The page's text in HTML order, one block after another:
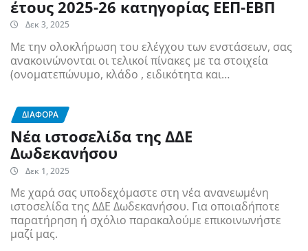
έτους 2025-26 κατηγορίας ΕΕΠ-ΕΒΠ
Δεκ 3, 2025
Με την ολοκλήρωση του ελέγχου των ενστάσεων, σας
ανακοινώνονται οι τελικοί πίνακες με τα στοιχεία
(ονοματεπώνυμο, κλάδο , ειδικότητα και…
ΔΙΆΦΟΡΑ
Νέα ιστοσελίδα της ΔΔΕ
Δωδεκανήσου
Δεκ 1, 2025
Με χαρά σας υποδεχόμαστε στη νέα ανανεωμένη
ιστοσελίδα της ΔΔΕ Δωδεκανήσου. Για οποιαδήποτε
παρατήρηση ή σχόλιο παρακαλούμε επικοινωνήστε
μαζί μας.